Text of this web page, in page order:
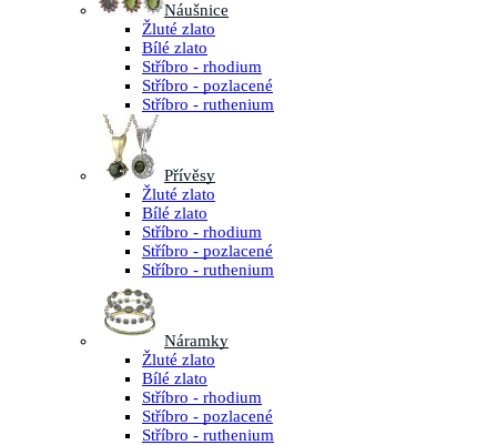
Náušnice
Žluté zlato
Bílé zlato
Stříbro - rhodium
Stříbro - pozlacené
Stříbro - ruthenium
Přívěsy
Žluté zlato
Bílé zlato
Stříbro - rhodium
Stříbro - pozlacené
Stříbro - ruthenium
Náramky
Žluté zlato
Bílé zlato
Stříbro - rhodium
Stříbro - pozlacené
Stříbro - ruthenium